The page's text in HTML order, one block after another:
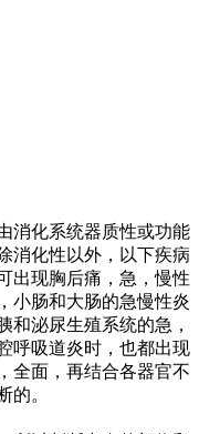
消化系统器质性或功能
消化性以外，以下疾病
出现胸后痛，急，慢性
小肠和大肠的急慢性炎
和泌尿生殖系统的急，
呼吸道炎时，也都出现
全面，再结合各器官不
的。